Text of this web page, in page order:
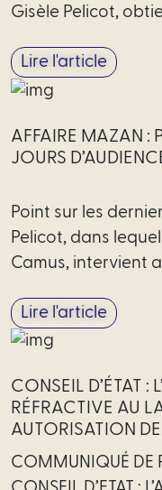
Gisèle Pelicot,
Lire l'article
AFFAIRE MAZAN :
JOURS
Point sur les
Pelicot, dans
Camus, intervient
Lire l'article
CONSEIL D’ÉTAT :
RÉFRACTIVE AU
AUTORISATION
COMMUNIQUÉ DE